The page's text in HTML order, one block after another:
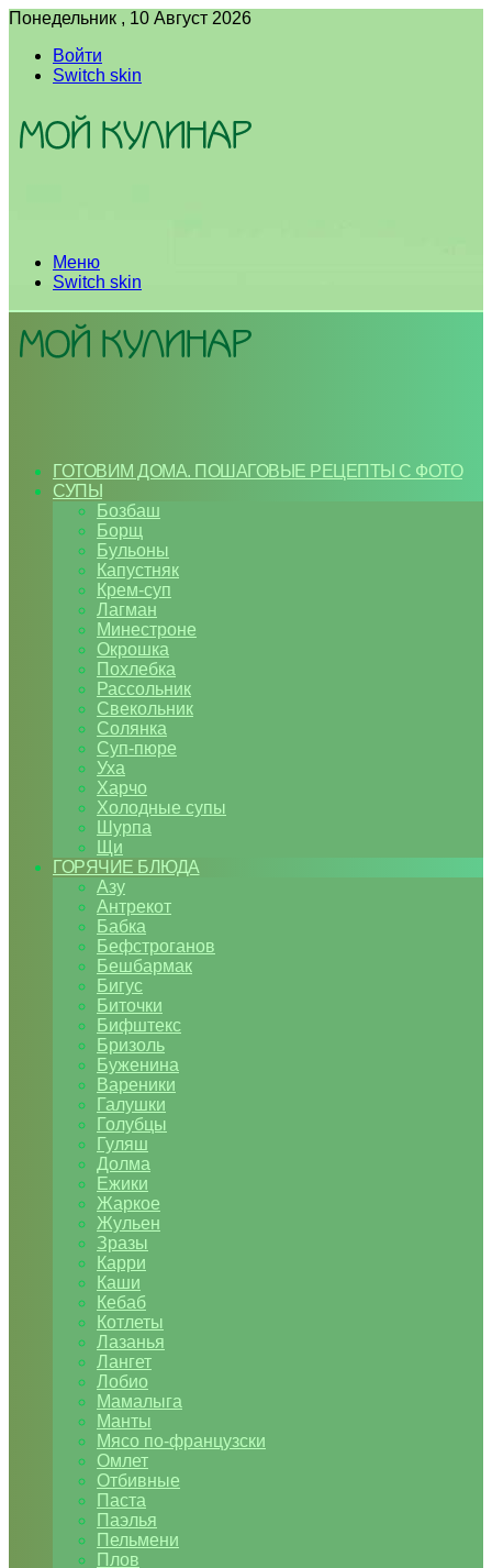
Понедельник , 10 Август 2026
Войти
Switch skin
Меню
Switch skin
ГОТОВИМ ДОМА. ПОШАГОВЫЕ РЕЦЕПТЫ С ФОТО
СУПЫ
Бозбаш
Борщ
Бульоны
Капустняк
Крем-суп
Лагман
Минестроне
Окрошка
Похлебка
Рассольник
Свекольник
Солянка
Суп-пюре
Уха
Харчо
Холодные супы
Шурпа
Щи
ГОРЯЧИЕ БЛЮДА
Азу
Антрекот
Бабка
Бефстроганов
Бешбармак
Бигус
Биточки
Бифштекс
Бризоль
Буженина
Вареники
Галушки
Голубцы
Гуляш
Долма
Ежики
Жаркое
Жульен
Зразы
Карри
Каши
Кебаб
Котлеты
Лазанья
Лангет
Лобио
Мамалыга
Манты
Мясо по-французски
Омлет
Отбивные
Паста
Паэлья
Пельмени
Плов